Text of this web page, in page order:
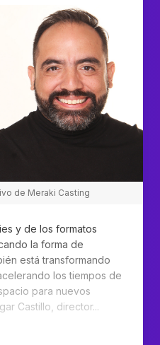
de Meraki Casting
y de los formatos
la forma de
está transformando
los tiempos de
para nuevos
Castillo, director...